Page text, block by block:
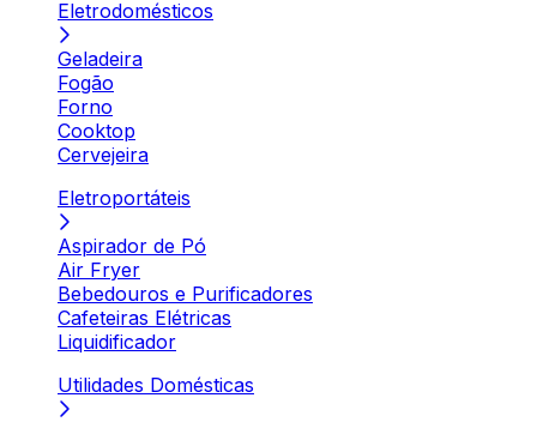
Eletrodomésticos
Geladeira
Fogão
Forno
Cooktop
Cervejeira
Eletroportáteis
Aspirador de Pó
Air Fryer
Bebedouros e Purificadores
Cafeteiras Elétricas
Liquidificador
Utilidades Domésticas